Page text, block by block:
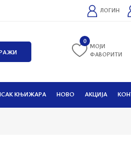
ЛОГИН
0
МОЈИ
ФАВОРИТИ
КЊИЖАРА НОВО АКЦИЈА